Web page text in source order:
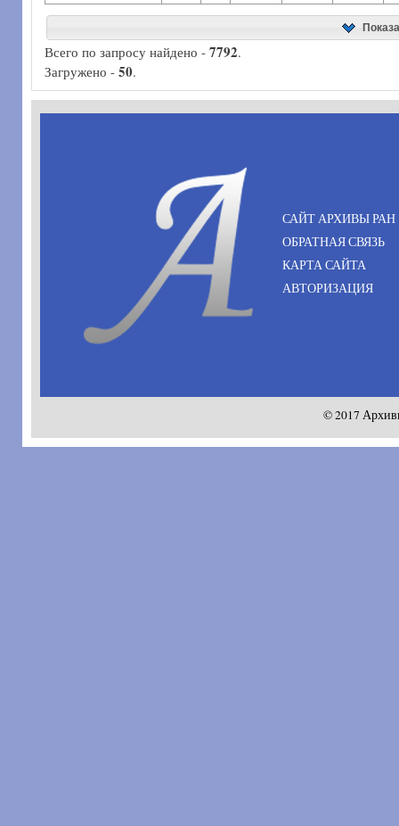
Всего по запросу найдено - 7792.
Загружено - 50.
САЙТ АРХИВЫ РАН
ОБРАТНАЯ СВЯЗЬ
КАРТА САЙТА
АВТОРИЗАЦИЯ
© 2017